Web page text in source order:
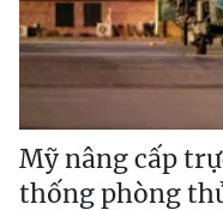
Mỹ nâng cấp
thống phòng